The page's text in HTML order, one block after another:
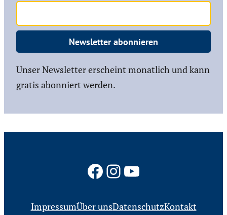
Newsletter abonnieren
Unser Newsletter erscheint monatlich und kann
gratis abonniert werden.
Facebook
Instagram
YouTube
ImpressumÜber unsDatenschutzKontakt